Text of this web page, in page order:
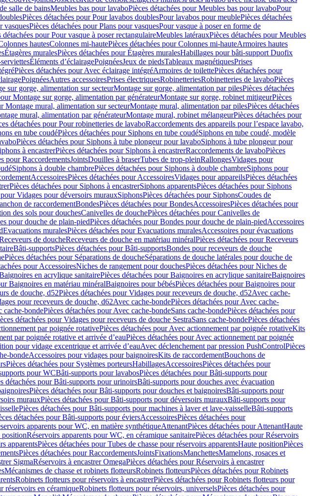
salle de bainsMeubles bas pour lavaboPièces détachées pour Meubles bas pour lavaboPour
Pièces détachées pour Pour lavabos doublesPour lavabos pour meublePièces détachées
vasquesPièces détachées pour Plans pour vasquesPour vasque à poser en forme de
détachées pour Pour vasque à poser rectangulaireMeubles latérauxPièces détachées pour Meubles
hautesColonnes mi-hautePièces détachées pour Colonnes mi-hauteArmoires hautes
Étagères muralesPièces détachées pour Étagères muralesHabillages pour bâti-support Duofix
Éléments d’éclairagePoignéesJeux de piedsTableaux magnétiquesPrises
Pièces détachées pour Avec éclairage intégréArmoires de toilettePièces détachées pour
PoignéesAutres accessoiresPrises électriquesRobinetteriesRobinetteries de lavaboPièces
sur gorge, alimentation sur secteurMontage sur gorge, alimentation par pilesPièces détachées
Montage sur gorge, alimentation par générateurMontage sur gorge, robinet mitigeurPièces
Montage mural, alimentation sur secteurMontage mural, alimentation par pilesPièces détachées
mural, alimentation par générateurMontage mural, robinet mélangeurPièces détachées pour
détachées pour Pour robinetteries de lavaboRaccordements des appareils pour l’espace lavabo,
en tube coudéPièces détachées pour Siphons en tube coudéSiphons en tube coudé, modèle
Pièces détachées pour Siphons à tube plongeur pour lavaboSiphons à tube plongeur pour
à encastrerPièces détachées pour Siphons à encastrerRaccordements de lavaboPièces
pour RaccordementsJointsDouilles à braserTubes de trop-pleinRallongesVidages pour
Siphons à double chambrePièces détachées pour Siphons à double chambreSiphons pour
AccessoiresPièces détachées pour AccessoiresVidages pour appareilsPièces détachées
Pièces détachées pour Siphons à encastrerSiphons apparentsPièces détachées pour Siphons
pour Vidages pour déversoirs murauxSiphonsPièces détachées pour SiphonsCoudes de
de raccordementBondesPièces détachées pour BondesAccessoiresPièces détachées pour
des sols pour douchesCanivelles de douchePièces détachées pour Canivelles de
pour douche de plain-piedPièces détachées pour Bondes pour douche de plain-piedAccessoires
Evacuations muralesPièces détachées pour Evacuations muralesAccessoires pour évacuations
de doucheReceveurs de douche en matériau minéralPièces détachées pour Receveurs
Bâti-supportsPièces détachées pour Bâti-supportsBondes pour receveurs de douche
Pièces détachées pour Séparations de doucheSéparations de douche latérales pour douche de
pour AccessoiresNiches de rangement pour douchesPièces détachées pour Niches de
en acrylique sanitairePièces détachées pour Baignoires en acrylique sanitaireBaignoires
Baignoires en matériau minéralBaignoires pour bébésPièces détachées pour Baignoires pour
de douche, d52Pièces détachées pour Vidages pour receveurs de douche, d52Avec cache-
pour receveurs de douche, d62Avec cache-bondePièces détachées pour Avec cache-
cache-bondePièces détachées pour Avec cache-bondeSans cache-bondePièces détachées pour
détachées pour Vidages pour receveurs de douche SestraSans cache-bondePièces détachées
par poignée rotativePièces détachées pour Avec actionnement par poignée rotativeKits
par poignée rotative et arrivée d’eauPièces détachées pour Avec actionnement par poignée
pour vidage excentrique et arrivée d’eauAvec déclenchement par pression PushControlPièces
bondeAccessoires pour vidages pour baignoiresKits de raccordementBouchons de
Pièces détachées pour Systèmes porteursHabillagesAccessoiresPièces détachées pour
pour WCBâti-supports pour lavabosPièces détachées pour Bâti-supports pour
détachées pour Bâti-supports pour urinoirsBâti-supports pour douches avec évacuation
Pièces détachées pour Bâti-supports pour douches et baignoiresBâti-supports pour
murauxPièces détachées pour Bâti-supports pour déversoirs murauxBâti-supports pour
Pièces détachées pour Bâti-supports pour machines à laver et lave-vaisselleBâti-supports
détachées pour Bâti-supports pour éviersAccessoiresPièces détachées pour
apparents pour WC, en matière synthétiqueAttenantPièces détachées pour AttenantHaute
positionRéservoirs apparents pour WC, en céramique sanitairePièces détachées pour Réservoirs
apparentsPièces détachées pour Tubes de chasse pour réservoirs apparentsHaute positionPièces
Pièces détachées pour RaccordementsJointsFixationsManchettesMamelons, rosaces et
SigmaRéservoirs à encastrer OmegaPièces détachées pour Réservoirs à encastrer
Mécanismes de chasse et robinets flotteursRobinets flotteursPièces détachées pour Robinets
Robinets flotteurs pour réservoirs à encastrerPièces détachées pour Robinets flotteurs pour
réservoirs en céramiqueRobinets flotteurs pour réservoirs, universelsPièces détachées pour